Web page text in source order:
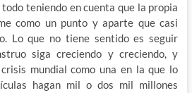
teniendo en cuenta que la propia
como un punto y aparte que casi
Lo que no tiene sentido es seguir
siga creciendo y creciendo, y
mundial como una en la que lo
hagan mil o dos mil millones